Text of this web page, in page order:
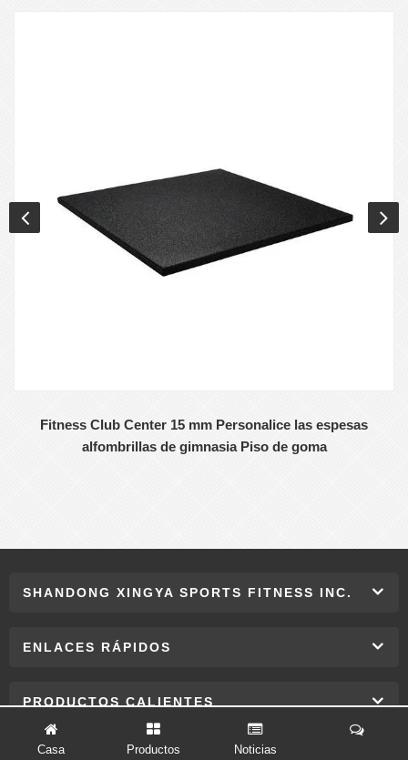
Fitness Club Center 15 mm Personalice las espesas
alfombrillas de gimnasia Piso de goma
SHANDONG XINGYA SPORTS FITNESS INC.
ENLACES RÁPIDOS
PRODUCTOS CALIENTES
CONTÁCTENOS
Casa Productos Noticias